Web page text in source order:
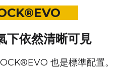
下依然清晰可見
也是標準配置。